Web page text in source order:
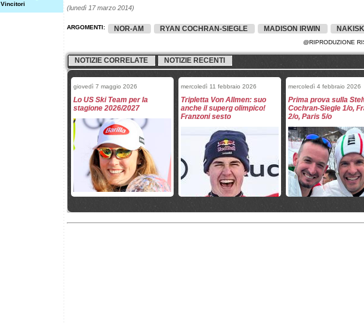
Vincitori
(lunedì 17 marzo 2014)
ARGOMENTI: NOR-AM RYAN COCHRAN-SIEGLE MADISON IRWIN
@RIPRODUZIONE
NOTIZIE CORRELATE NOTIZIE RECENTI
giovedì 7 maggio 2026
Lo US Ski Team per la
stagione 2026/2027
mercoledì 11 febbraio 2026
Tripletta Von Allmen: suo
anche il superg olimpico!
Franzoni sesto
mercoledì 4 febbraio 2026
Prima prova sulla
Cochran-Siegle 1/o,
2/o, Paris 5/o